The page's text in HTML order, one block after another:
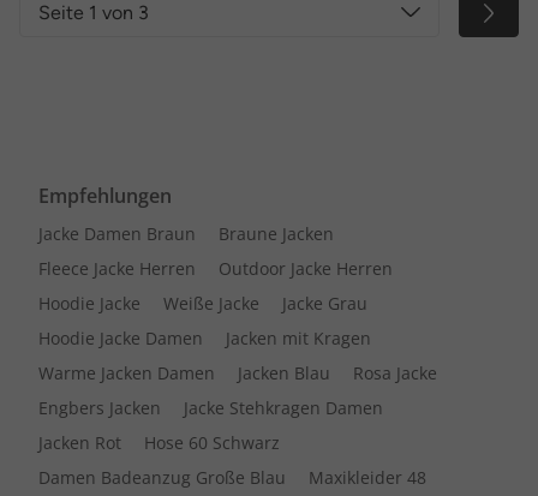
Seite 1 von 3
Empfehlungen
Jacke Damen Braun
Braune Jacken
Fleece Jacke Herren
Outdoor Jacke Herren
Hoodie Jacke
Weiße Jacke
Jacke Grau
Hoodie Jacke Damen
Jacken mit Kragen
Warme Jacken Damen
Jacken Blau
Rosa Jacke
Engbers Jacken
Jacke Stehkragen Damen
Jacken Rot
Hose 60 Schwarz
Damen Badeanzug Große Blau
Maxikleider 48